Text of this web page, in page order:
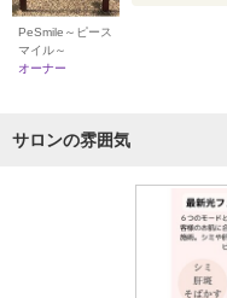
PeSmile～ピース
マイル～
オーナー
サロンの雰囲気